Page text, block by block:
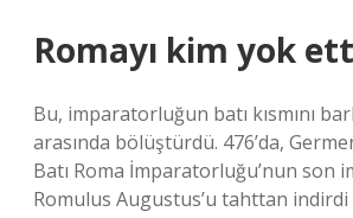
Romayı kim yok
Bu, imparatorluğun batı kısmını
arasında bölüştürdü. 476’da,
Batı Roma İmparatorluğu’nun son
Romulus Augustus’u tahttan